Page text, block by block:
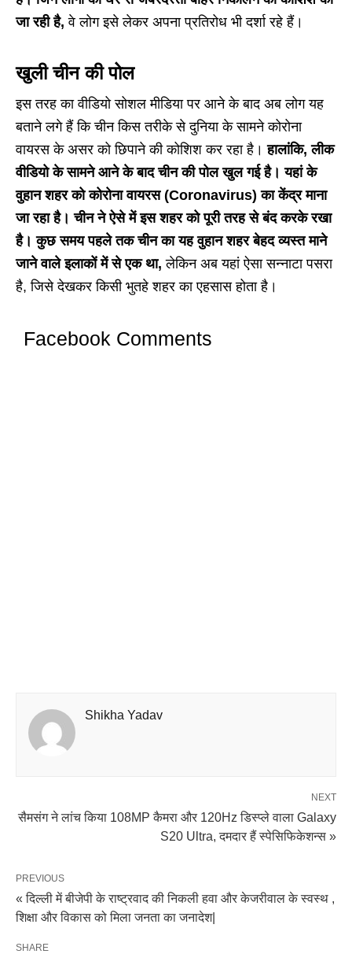
जा रही है, वे लोग इसे लेकर अपना प्रतिरोध भी दर्शा रहे हैं।
खुली चीन की पोल
इस तरह का वीडियो सोशल मीडिया पर आने के बाद अब लोग यह
बताने लगे हैं कि चीन किस तरीके से दुनिया के सामने कोरोना
वायरस के असर को छिपाने की कोशिश कर रहा है। हालांकि, लीक
वीडियो के सामने आने के बाद चीन की पोल खुल गई है। यहां के
वुहान शहर को कोरोना वायरस (Coronavirus) का केंद्र माना
जा रहा है। चीन ने ऐसे में इस शहर को पूरी तरह से बंद करके रखा
है। कुछ समय पहले तक चीन का यह वुहान शहर बेहद व्यस्त माने
जाने वाले इलाकों में से एक था,लेकिन अब यहां ऐसा सन्नाटा पसरा
है, जिसे देखकर किसी भुतहे शहर का एहसास होता है।
Facebook Comments
Shikha Yadav
NEXT
सैमसंग ने लांच किया 108MP कैमरा और 120Hz डिस्प्ले वाला Galaxy
S20 Ultra, दमदार हैं स्पेसिफिकेशन्स »
PREVIOUS
« दिल्ली में बीजेपी के राष्ट्रवाद की निकली हवा और केजरीवाल के स्वस्थ ,
शिक्षा और विकास को मिला जनता का जनादेश|
SHARE